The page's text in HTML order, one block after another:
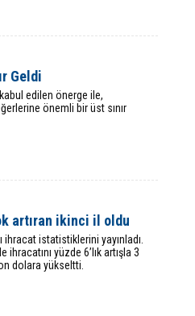
Geldi
edilen önerge ile,
önemli bir üst sınır
artıran ikinci il oldu
istatistiklerini yayınladı.
yüzde 6’lık artışla 3
dolara yükseltti.